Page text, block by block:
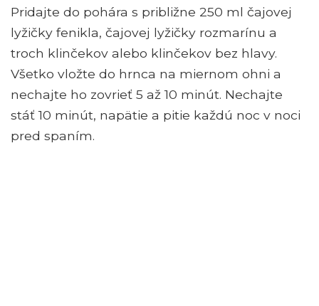
Pridajte do pohára s približne 250 ml čajovej
lyžičky fenikla, čajovej lyžičky rozmarínu a
troch klinčekov alebo klinčekov bez hlavy.
Všetko vložte do hrnca na miernom ohni a
nechajte ho zovrieť 5 až 10 minút. Nechajte
stáť 10 minút, napätie a pitie každú noc v noci
pred spaním.